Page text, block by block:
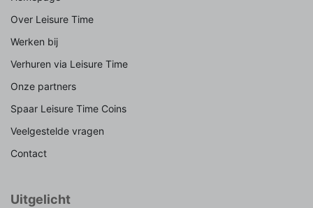
Over Leisure Time
Werken bij
Verhuren via Leisure Time
Onze partners
Spaar Leisure Time Coins
Veelgestelde vragen
Contact
Uitgelicht